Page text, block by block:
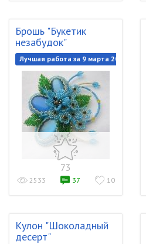
Брошь "Букетик
незабудок"
Лучшая работа за 9 марта 2019
73
2533 37 10
Кулон "Шоколадный
десерт"